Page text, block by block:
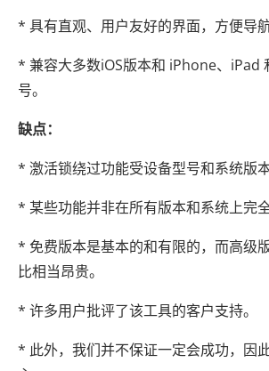
* 具有直观、用户友好的界面，方便导航
* 兼容大多数iOS版本和 iPhone、iPad
号。
缺点：
* 激活锁绕过功能受设备型号和系统版本
* 某些功能并非在所有版本和系统上完全
* 免费版本是基本的和有限的，而高级
比相当昂贵。
* 许多用户批评了该工具的客户支持。
* 此外，我们并不保证一定会成功，因